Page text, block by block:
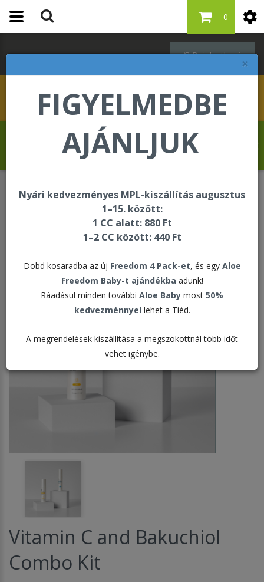
×
FIGYELMEDBE
AJÁNLJUK
Nyári kedvezményes MPL-kiszállítás augusztus
1–15. között:
1 CC alatt: 880 Ft
1–2 CC között: 440 Ft
Dobd kosaradba az új Freedom 4 Pack-et, és egy Aloe
Freedom Baby-t ajándékba adunk!
Ráadásul minden további Aloe Baby most 50%
kedvezménnyel lehet a Tiéd.
A megrendelések kiszállítása a megszokottnál több időt
vehet igénybe.
Bejelentkezés
0
Revelat Jean Baptiste üdvözli Önt a
Forever Living internetes áruházában!
Egységcsomagok
Vitamin C and Bakuchiol Combo Kit
Vitamin C and Bakuchiol
Combo Kit